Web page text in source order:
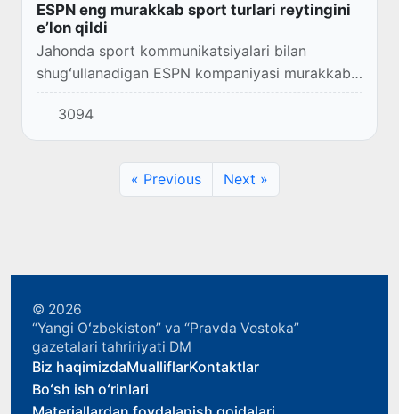
ESPN eng murakkab sport turlari reytingini
eʼlon qildi
Jahonda sport kommunikatsiyalari bilan
shugʻullanadigan ESPN kompaniyasi murakkab
sport turlarining reytingini eʼlon qildi.
3094
« Previous Next »
© 2026
“Yangi Oʻzbekiston” va “Pravda Vostoka”
gazetalari tahririyati DM
Biz haqimizdaMualliflarKontaktlar
Boʻsh ish oʻrinlari